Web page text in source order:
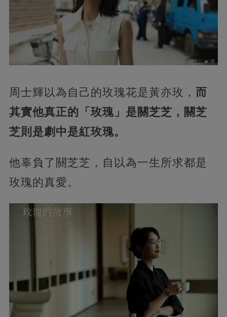
周士輝以為自己的玫瑰花是黃亦玫， 而
其實他真正的「玫瑰」是關芝芝，關芝
芝則是劇中是紅玫瑰。
他辜負了關芝芝，自以為一生所求都是
玫瑰的真愛。